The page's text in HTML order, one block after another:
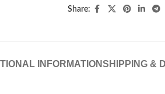
Share:
INFORMATIONSHIPPING &